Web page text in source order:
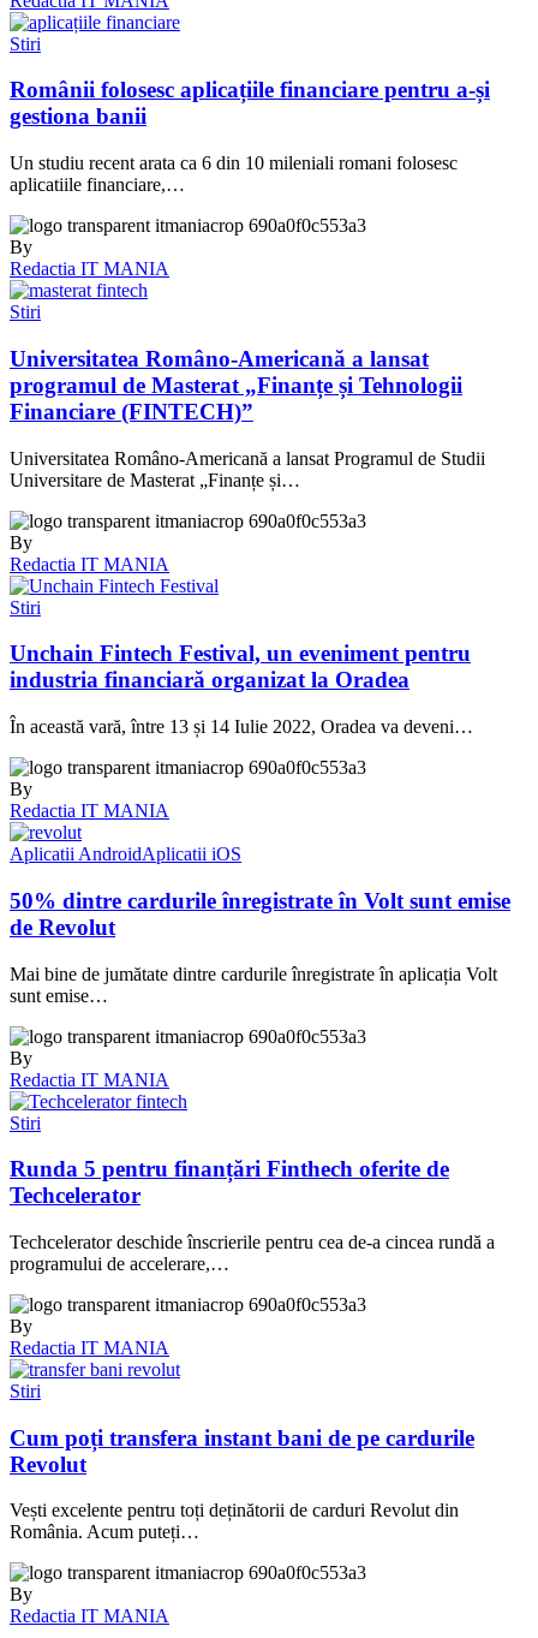
Stiri
Românii folosesc aplicațiile financiare pentru a-și
gestiona banii
Un studiu recent arata ca 6 din 10 mileniali romani folosesc
aplicatiile financiare,…
By
Redactia IT MANIA
Stiri
Universitatea Româno-Americană a lansat
programul de Masterat „Finanțe și Tehnologii
Financiare (FINTECH)”
Universitatea Româno-Americană a lansat Programul de Studii
Universitare de Masterat „Finanțe și…
By
Redactia IT MANIA
Stiri
Unchain Fintech Festival, un eveniment pentru
industria financiară organizat la Oradea
În această vară, între 13 și 14 Iulie 2022, Oradea va deveni…
By
Redactia IT MANIA
Aplicatii AndroidAplicatii iOS
50% dintre cardurile înregistrate în Volt sunt emise
de Revolut
Mai bine de jumătate dintre cardurile înregistrate în aplicația Volt
sunt emise…
By
Redactia IT MANIA
Stiri
Runda 5 pentru finanțări Finthech oferite de
Techcelerator
Techcelerator deschide înscrierile pentru cea de-a cincea rundă a
programului de accelerare,…
By
Redactia IT MANIA
Stiri
Cum poți transfera instant bani de pe cardurile
Revolut
Vești excelente pentru toți deținătorii de carduri Revolut din
România. Acum puteți…
By
Redactia IT MANIA